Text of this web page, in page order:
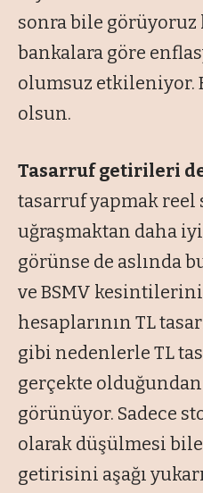
sonra bile
bankalara göre
olumsuz etkileniyor.
olsun.
Tasarruf getirileri
tasarruf yapmak reel
uğraşmaktan daha
görünse de aslında
ve BSMV
hesaplarının TL
gibi nedenlerle TL
gerçekte
görünüyor. Sadece
olarak düşülmesi
getirisini aşağı